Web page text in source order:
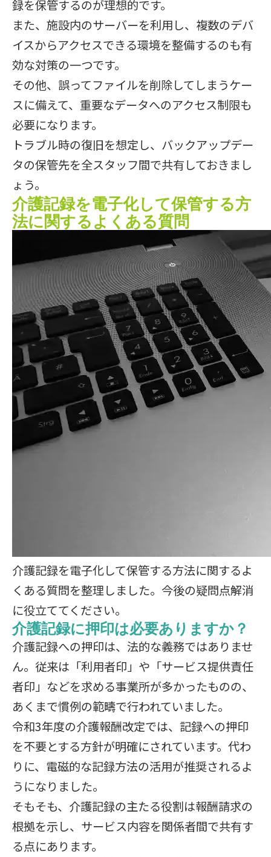
録を保管するのが理想的です。
また、施設内のサーバーを利用し、複数のデバ
イスからアクセスできる環境を整備するのも有
効な対策の一つです。
その他、誤ってファイルを削除してしまうケー
スに備えて、重要なデータへのアクセス制限も
必要になります。
トラブル時の復旧を想定し、バックアップデー
タの保管先を全スタッフ間で共有しておきまし
ょう。
介護記録を電子化して保管する方
法に関するよくある質問
介護記録を電子化して保管する方法に関するよ
くある質問を整理しました。今後の疑問点解消
に役立ててください。
介護記録に押印は必要ありますか？
介護記録への押印は、法的な義務ではありませ
ん。従来は「利用者印」や「サービス提供責任
者印」などを求める事業所が多かったものの、
あくまで慣例の範疇で行われていました。
令和3年度の介護報酬改定では、記録への押印
を不要とする方針が明確にされています。代わ
りに、電磁的な記録方法の活用が推奨されるよ
うになりました。
そもそも、介護記録の主たる役割は報酬請求の
根拠を示し、サービス内容を関係者間で共有す
る点にあります。